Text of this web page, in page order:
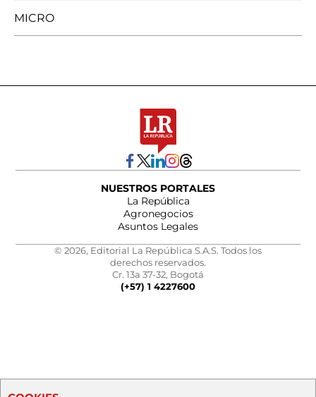
MICRO
NUESTROS PORTALES
La República
Agronegocios
Asuntos Legales
© 2026, Editorial La República S.A.S. Todos los
derechos reservados.
Cr. 13a 37-32, Bogotá
(+57) 1 4227600